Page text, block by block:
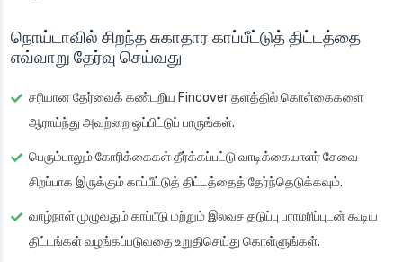
நொய்டாவில் சிறந்த சுகாதார காப்பீட்டுத் திட்டத்தை
எவ்வாறு தேர்வு செய்வது
சரியான தேர்வைக் கண்டறிய Fincover தளத்தில் கொள்கைகளை
ஆராய்ந்து அவற்றை ஒப்பிட்டுப் பாருங்கள்.
பெரும்பாலும் கோரிக்கைகள் தீர்க்கப்பட்டு வாடிக்கையாளர் சேவை
சிறப்பாக இருக்கும் காப்பீட்டுத் திட்டத்தைத் தேர்ந்தெடுக்கவும்.
வாழ்நாள் முழுவதும் காப்பீடு மற்றும் இலவச தடுப்பு பராமரிப்புடன் கூடிய
திட்டங்கள் வழங்கப்படுவதை உறுதிசெய்து கொள்ளுங்கள்.